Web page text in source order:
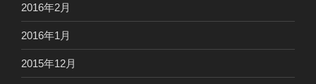
2016年2月
2016年1月
2015年12月